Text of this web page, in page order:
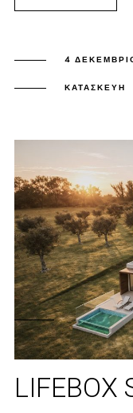
4
ΚΑΤΑΣΚΕΥΉ
LIFEBOX